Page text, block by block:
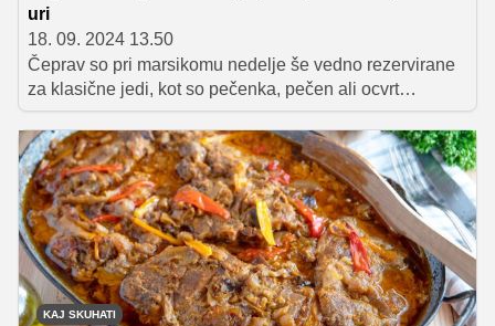
uri
18. 09. 2024 13.50
Čeprav so pri marsikomu nedelje še vedno rezervirane
za klasične jedi, kot so pečenka, pečen ali ocvrt
piščanec, goveja juha, pražen krompir in podobne
dobrote, se nam lahko tudi na 'gospodov' dan pripeti, da
nimamo veliko časa za kuhanje. Takrat si lahko
pomagamo s hitro pripravljenimi jedmi, ki bodo vseeno
poskrbele za zadovoljstvo vseh zbranih za mizo. V
nadaljevanju vam predstavljamo nekaj odličnih idej za
nedeljsko kosilo, katerega priprava vam bo vzela manj
kot eno uro.
KAJ SKUHATI